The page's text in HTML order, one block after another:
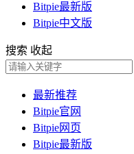
Bitpie最新版
Bitpie中文版
搜索 收起
最新推荐
Bitpie官网
Bitpie网页
Bitpie最新版